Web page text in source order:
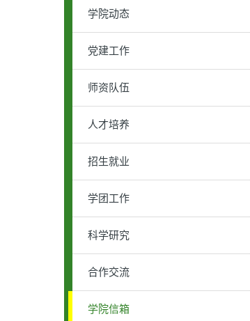
学院动态
党建工作
师资队伍
人才培养
招生就业
学团工作
科学研究
合作交流
学院信箱